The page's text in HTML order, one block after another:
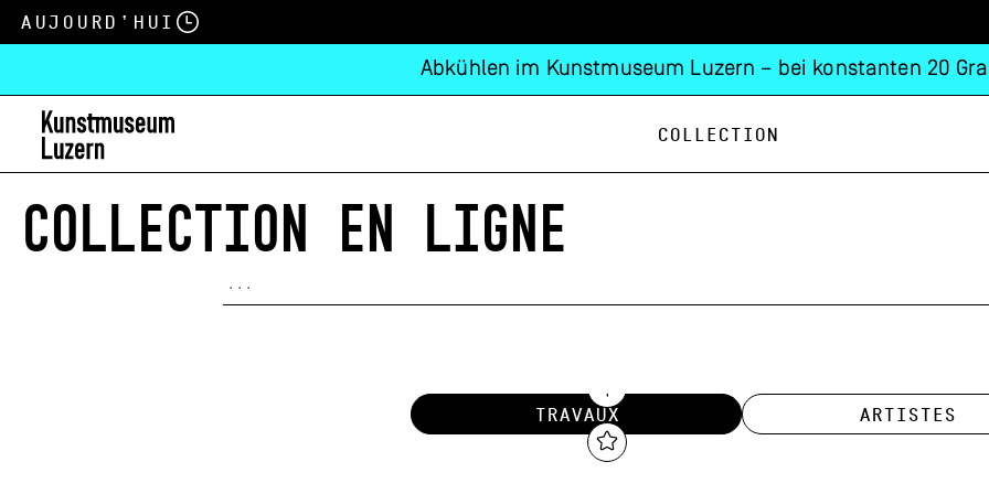
Aujourd’hui
Abkühlen im Kunstmuseum Luzern – bei konstanten 20
Collection
COLLECTION EN LIGNE
TRAVAUX ARTISTES